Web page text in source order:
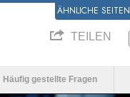
ÄHNLICHE SEITEN
TEILEN
Häufig gestellte Fragen